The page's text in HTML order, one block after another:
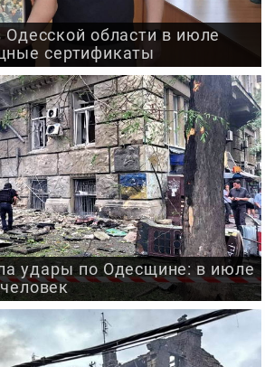
Одесской области в июле
сертификаты
удары по Одесщине: в июле